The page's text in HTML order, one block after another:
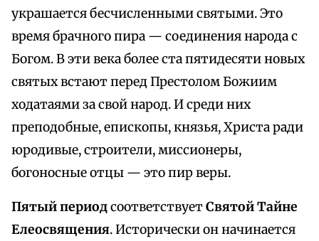
украшается бесчисленными святыми. Это
время брачного пира — соединения народа с
Богом. В эти века более ста пятидесяти новых
святых встают перед Престолом Божиим
ходатаями за свой народ. И среди них
преподобные, епископы, князья, Христа ради
юродивые, строители, миссионеры,
богоносные отцы — это пир веры.
Пятый периодсоответствуетСвятой Тайне
Елеосвящения. Исторически он начинается